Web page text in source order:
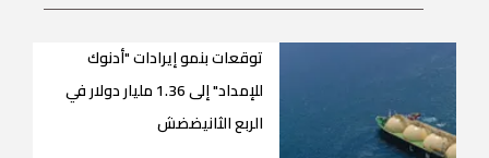
توقعات بنمو إيرادات "أدنوك
للإمداد" إلى 1.36 مليار دولار في
الربع الثانيضضش